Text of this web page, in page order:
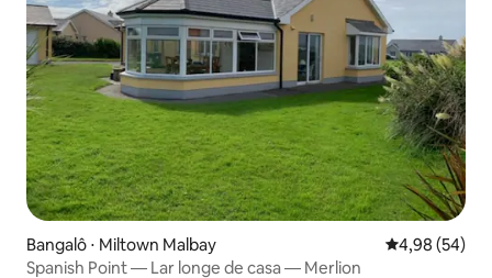
Bangalô ⋅ Miltown Malbay 4,98 de uma
4,98 (54)
Spanish Point — Lar longe de casa — Merlion